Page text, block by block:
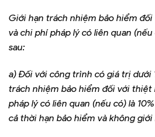
Giới hạn trách nhiệm bảo hiểm
và chi phí pháp lý có liên quan
sau:
a) Đối với công trình có giá trị dưới
trách nhiệm bảo hiểm đối với thiệt
pháp lý có liên quan (nếu có) là
cả thời hạn bảo hiểm và không